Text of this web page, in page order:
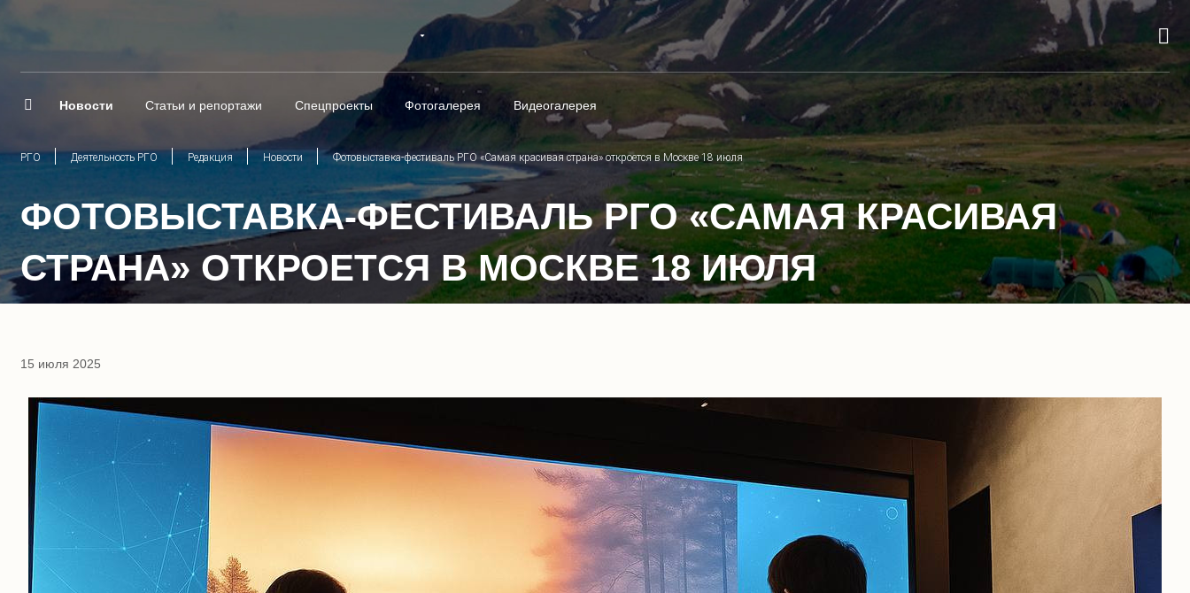
Новости Статьи и репортажи Спецпроекты Фотогалерея Видеогалерея
РГО Деятельность РГО Редакция Новости Фотовыставка-фестиваль РГО «Самая красивая страна» откроется в Москве 18 июля
ФОТОВЫСТАВКА-ФЕСТИВАЛЬ РГО «САМАЯ КРАСИВАЯ
СТРАНА» ОТКРОЕТСЯ В МОСКВЕ 18 ИЮЛЯ
15 июля 2025